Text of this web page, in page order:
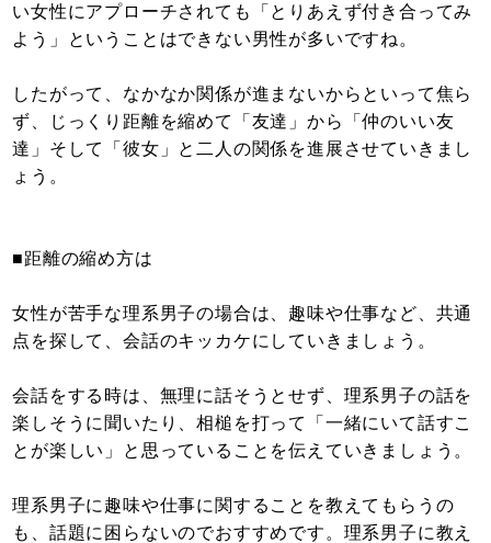
い女性にアプローチされても「とりあえず付き合ってみ
よう」ということはできない男性が多いですね。
したがって、なかなか関係が進まないからといって焦ら
ず、じっくり距離を縮めて「友達」から「仲のいい友
達」そして「彼女」と二人の関係を進展させていきまし
ょう。
■距離の縮め方は
女性が苦手な理系男子の場合は、趣味や仕事など、共通
点を探して、会話のキッカケにしていきましょう。
会話をする時は、無理に話そうとせず、理系男子の話を
楽しそうに聞いたり、相槌を打って「一緒にいて話すこ
とが楽しい」と思っていることを伝えていきましょう。
理系男子に趣味や仕事に関することを教えてもらうの
も、話題に困らないのでおすすめです。理系男子に教え